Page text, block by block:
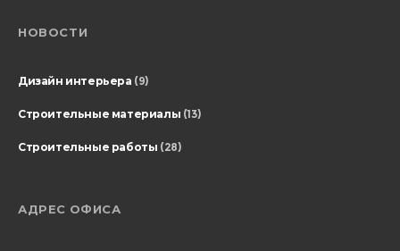
НОВОСТИ
Дизайн интерьера (9)
Строительные материалы (13)
Строительные работы (28)
АДРЕС ОФИСА